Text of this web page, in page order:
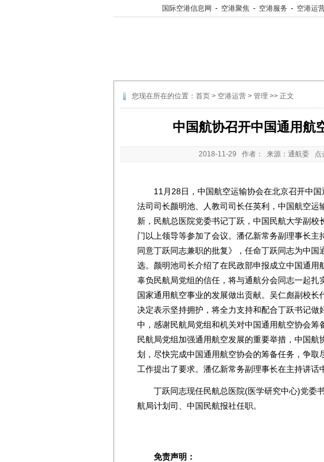
国际空港信息网 - 空港聚焦 - 空港服务 - 空港运
您现在所在的位置： 首页 > 空港运营 > 管理 >> 正文
中国航协召开中国通用航
2018-11-29 作者： 来源：通航委 点
11月28日，中国航空运输协会在北京召开中国
法司司长颜明池、人教司司长任英利，中国航空
新，民航总医院党委书记丁跃，中国民航大学副
门以上领导等参加了会议。潘亿新常务副理事长
同意丁跃同志兼职的批复》，任命丁跃同志为中国
选。颜明池司长介绍了在民政部申报成立中国通用
辜负民航局党组的信任，将与通航分会同志一起扎
国家通用航空事业的发展做出贡献。吴仁彪副校
决定表示坚持拥护，将全力支持和配合丁跃书记
中，感谢民航局党组和机关对中国通用航空协会筹
民航局党组加强通用航空发展的重要举措，中国
划，尽快完成中国通用航空协会的筹备任务，争
工作提出了要求。潘亿新常务副理事长在主持讲话
丁跃同志现任民航总医院(医学研究中心)党委
航局计划司、中国民航报社任职。
免责声明：